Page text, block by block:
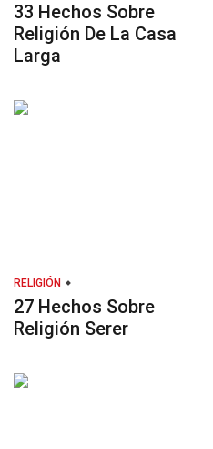
33 Hechos Sobre
Religión De La Casa
Larga
RELIGIÓN
27 Hechos Sobre
Religión Serer